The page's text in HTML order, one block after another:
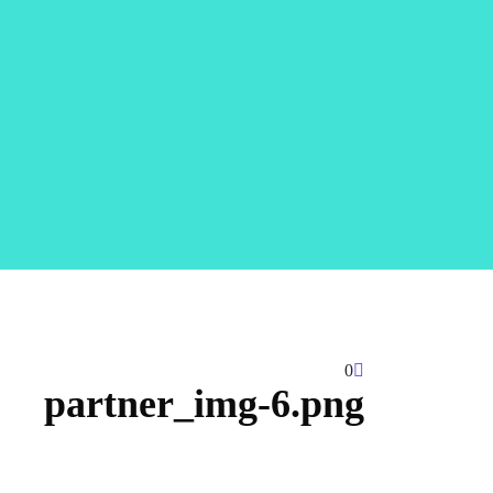
0
partner_img-6.png